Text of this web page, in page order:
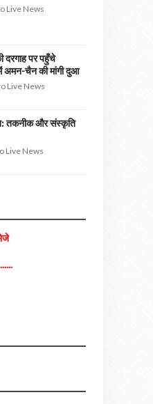
Live News
दरगाह पर पहुँचे
अमन-चैन की मांगी दुआ
Live News
तकनीक और संस्कृति
Live News